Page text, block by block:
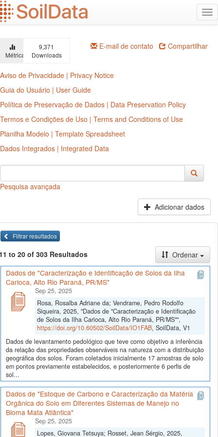
Ir
para
o
principal
Métricas
9,371
Downloads
E-mail de contato Compartilhar
Aviso de Privacidade | Privacy Notice
Guia do Usuário | User Guide
Política de Preservação de Dados | Data Preservation Policy
Termos e Condições de Uso | Terms and Conditions of Use
Planilha Modelo | Template Spreadsheet
Dados Integrados | Integrated Data
Pesquisa avançada
Adicionar dados
Filtrar resultados
to 20 of 303 Resultados
Ordenar
Dados de "Caracterização e Identificação de Solos da Ilha
Carioca, Alto Rio Paraná, PR/MS"
Sep 25, 2025
Rosa, Rosalba Adriane da; Vendrame, Pedro Rodolfo
Siqueira, 2025, "Dados de "Caracterização e Identificação
de Solos da Ilha Carioca, Alto Rio Paraná, PR/MS"",
https://doi.org/10.60502/SoilData/IO1FAB, SoilData, V1
Dados de levantamento pedológico que teve como objetivo a inferência
da relação das propriedades observáveis na natureza com a distribuição
geográfica dos solos. Foram coletados inicialmente 17 amostras de solo
em pontos previamente estabelecidos, e posteriormente 6 perfis de
sol...
Dados de "Estoque de Carbono e Caracterização da Matéria
Orgânica do Solo em Diferentes Sistemas de Manejo no
Bioma Mata Atlântica"
Sep 25, 2025
Lopes, Giovana Tetsuya; Rosset, Jean Sérgio, 2025,